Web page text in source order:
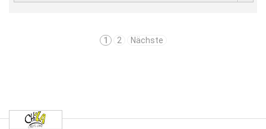
1 2 Nächste